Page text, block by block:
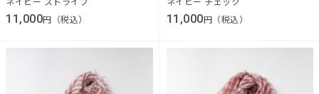
ネイビー ストライプ
11,000円（税込）
ネイビー チェック
11,000 円（税込）